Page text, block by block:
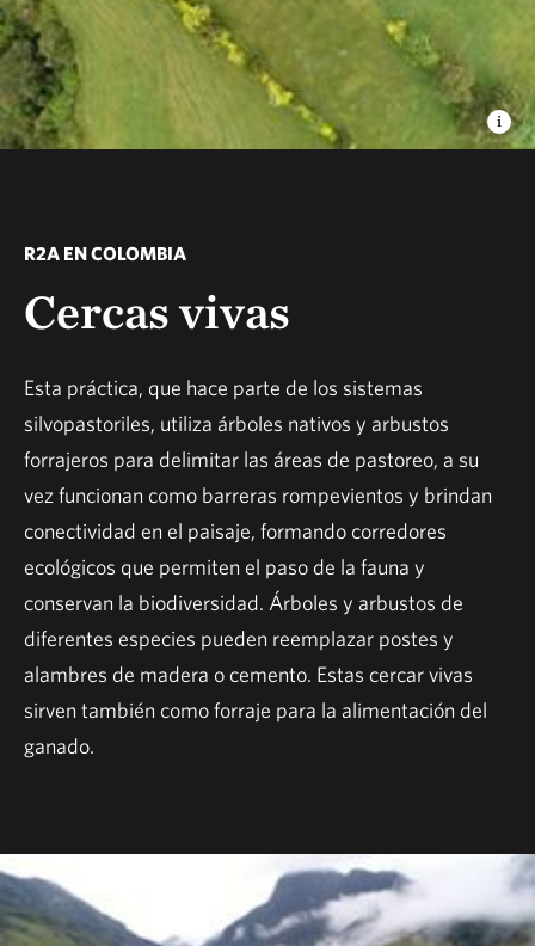
R2A EN COLOMBIA
Cercas vivas
Esta práctica, que hace parte de los sistemas
silvopastoriles, utiliza árboles nativos y arbustos
forrajeros para delimitar las áreas de pastoreo, a su
vez funcionan como barreras rompevientos y brindan
conectividad en el paisaje, formando corredores
ecológicos que permiten el paso de la fauna y
conservan la biodiversidad. Árboles y arbustos de
diferentes especies pueden reemplazar postes y
alambres de madera o cemento. Estas cercar vivas
sirven también como forraje para la alimentación del
ganado.